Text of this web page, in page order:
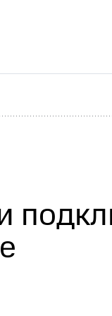
Новости в
и аудитРынок